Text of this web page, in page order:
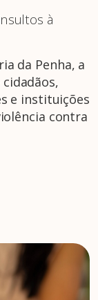
à
da Penha, a
e instituições
contra